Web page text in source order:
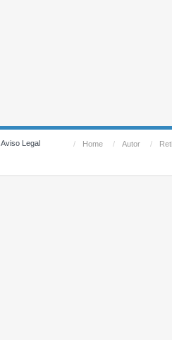
Aviso Legal / Home / Autor /